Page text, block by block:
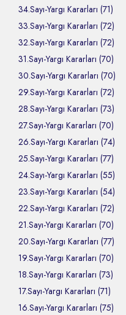
34.Sayı-Yargı Kararları (71)
33.Sayı-Yargı Kararları (72)
32.Sayı-Yargı Kararları (72)
31.Sayı-Yargı Kararları (70)
30.Sayı-Yargı Kararları (70)
29.Sayı-Yargı Kararları (72)
28.Sayı-Yargı Kararları (73)
27.Sayı-Yargı Kararları (70)
26.Sayı-Yargı Kararları (74)
25.Sayı-Yargı Kararları (77)
24.Sayı-Yargı Kararları (55)
23.Sayı-Yargı Kararları (54)
22.Sayı-Yargı Kararları (72)
21.Sayı-Yargı Kararları (70)
20.Sayı-Yargı Kararları (77)
19.Sayı-Yargı Kararları (70)
18.Sayı-Yargı Kararları (73)
17.Sayı-Yargı Kararları (71)
16.Sayı-Yargı Kararları (75)